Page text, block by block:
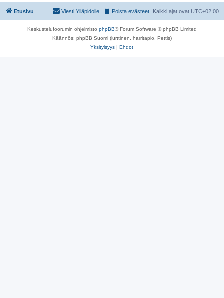
Etusivu Kaikki ajat ovat UTC+02:00
Poista evästeet
Viesti Ylläpidolle
Keskustelufoorumin ohjelmisto phpBB® Forum Software © phpBB Limited
Käännös: phpBB Suomi (lurttinen, harritapio, Pettis)
Yksityisyys | Ehdot